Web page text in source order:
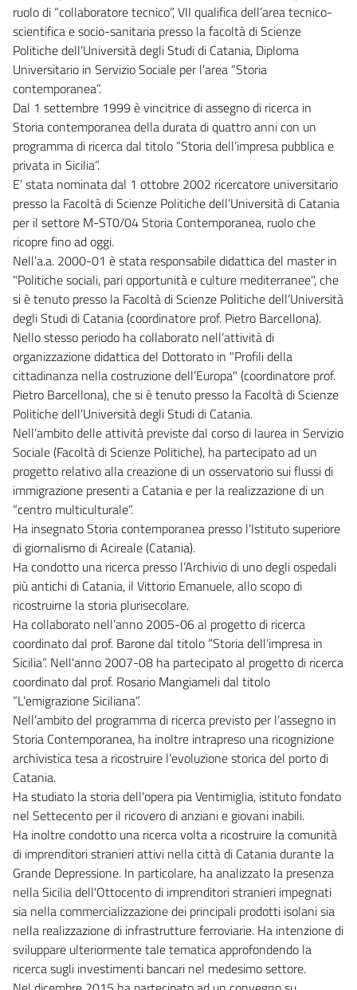
ruolo di “collaboratore tecnico”, VII qualifica dell’area tecnico-
scientifica e socio-sanitaria presso la facoltà di Scienze
Politiche dell’Università degli Studi di Catania, Diploma
Universitario in Servizio Sociale per l’area “Storia
contemporanea”.
Dal 1 settembre 1999 è vincitrice di assegno di ricerca in
Storia contemporanea della durata di quattro anni con un
programma di ricerca dal titolo “Storia dell’impresa pubblica e
privata in Sicilia”.
E’ stata nominata dal 1 ottobre 2002 ricercatore universitario
presso la Facoltà di Scienze Politiche dell’Università di Catania
per il settore M-ST0/04 Storia Contemporanea, ruolo che
ricopre fino ad oggi.
Nell’a.a. 2000-01 è stata responsabile didattica del master in
"Politiche sociali, pari opportunità e culture mediterranee", che
si è tenuto presso la Facoltà di Scienze Politiche dell’Università
degli Studi di Catania (coordinatore prof. Pietro Barcellona).
Nello stesso periodo ha collaborato nell’attività di
organizzazione didattica del Dottorato in "Profili della
cittadinanza nella costruzione dell’Europa" (coordinatore prof.
Pietro Barcellona), che si è tenuto presso la Facoltà di Scienze
Politiche dell’Università degli Studi di Catania.
Nell’ambito delle attività previste dal corso di laurea in Servizio
Sociale (Facoltà di Scienze Politiche), ha partecipato ad un
progetto relativo alla creazione di un osservatorio sui flussi di
immigrazione presenti a Catania e per la realizzazione di un
“centro multiculturale”.
Ha insegnato Storia contemporanea presso l’Istituto superiore
di giornalismo di Acireale (Catania).
Ha condotto una ricerca presso l’Archivio di uno degli ospedali
più antichi di Catania, il Vittorio Emanuele, allo scopo di
ricostruirne la storia plurisecolare.
Ha collaborato nell’anno 2005-06 al progetto di ricerca
coordinato dal prof. Barone dal titolo “Storia dell’impresa in
Sicilia”. Nell'anno 2007-08 ha partecipato al progetto di ricerca
coordinato dal prof. Rosario Mangiameli dal titolo
“L’emigrazione Siciliana”.
Nell’ambito del programma di ricerca previsto per l’assegno in
Storia Contemporanea, ha inoltre intrapreso una ricognizione
archivistica tesa a ricostruire l’evoluzione storica del porto di
Catania.
Ha studiato la storia dell'opera pia Ventimiglia, istituto fondato
nel Settecento per il ricovero di anziani e giovani inabili.
Ha inoltre condotto una ricerca volta a ricostruire la comunità
di imprenditori stranieri attivi nella città di Catania durante la
Grande Depressione. In particolare, ha analizzato la presenza
nella Sicilia dell'Ottocento di imprenditori stranieri impegnati
sia nella commercializzazione dei principali prodotti isolani sia
nella realizzazione di infrastrutture ferroviarie. Ha intenzione di
sviluppare ulteriormente tale tematica approfondendo la
ricerca sugli investimenti bancari nel medesimo settore.